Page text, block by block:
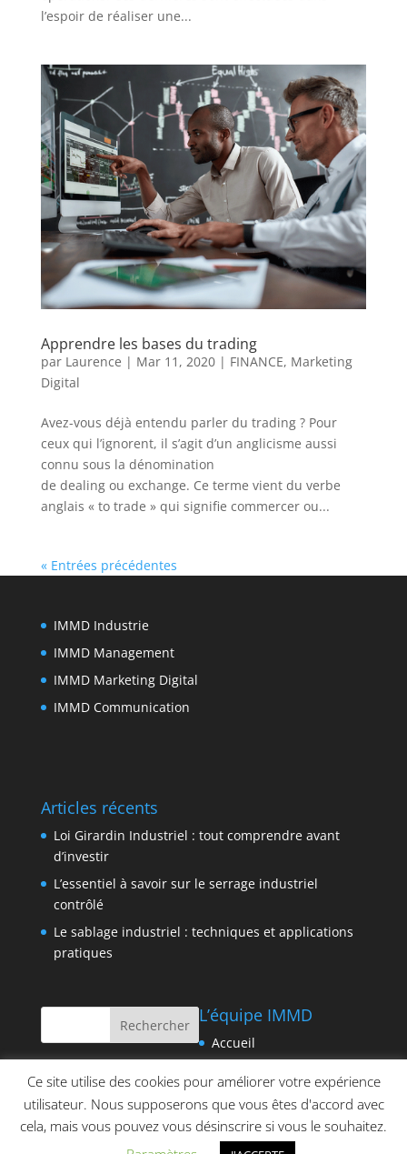
l’espoir de réaliser une...
Apprendre les bases du trading
par Laurence | Mar 11, 2020| FINANCE, Marketing
Digital
Avez-vous déjà entendu parler du trading ? Pour
ceux qui l’ignorent, il s’agit d’un anglicisme aussi
connu sous la dénomination
de dealing ou exchange. Ce terme vient du verbe
anglais « to trade » qui signifie commercer ou...
« Entrées précédentes
IMMD Industrie
IMMD Management
IMMD Marketing Digital
IMMD Communication
Articles récents
Loi Girardin Industriel : tout comprendre avant
d’investir
L’essentiel à savoir sur le serrage industriel
contrôlé
Le sablage industriel : techniques et applications
pratiques
L’équipe IMMD
Accueil
Politique de cookies
Qui sommes-nous ?
Ce site utilise des cookies pour améliorer votre expérience
utilisateur. Nous supposerons que vous êtes d'accord avec
cela, mais vous pouvez vous désinscrire si vous le souhaitez.